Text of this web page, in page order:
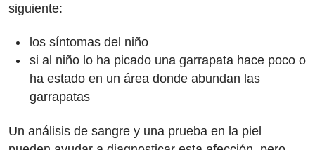
siguiente:
los síntomas del niño
si al niño lo ha picado una garrapata hace poco o
ha estado en un área donde abundan las
garrapatas
Un análisis de sangre y una prueba en la piel